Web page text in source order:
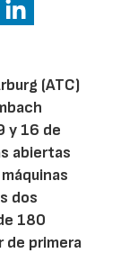
(ATC)
y 16 de
abiertas
dos
180
de primera